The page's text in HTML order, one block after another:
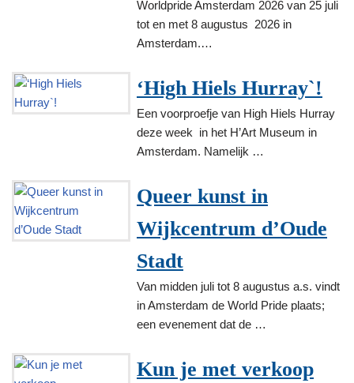
Worldpride Amsterdam 2026 van 25 juli
tot en met 8 augustus 2026 in
Amsterdam.…
‘High Hiels Hurray`!
Een voorproefje van High Hiels Hurray
deze week in het H’Art Museum in
Amsterdam. Namelijk …
Queer kunst in
Wijkcentrum d’Oude
Stadt
Van midden juli tot 8 augustus a.s. vindt
in Amsterdam de World Pride plaats;
een evenement dat de …
Kun je met verkoop